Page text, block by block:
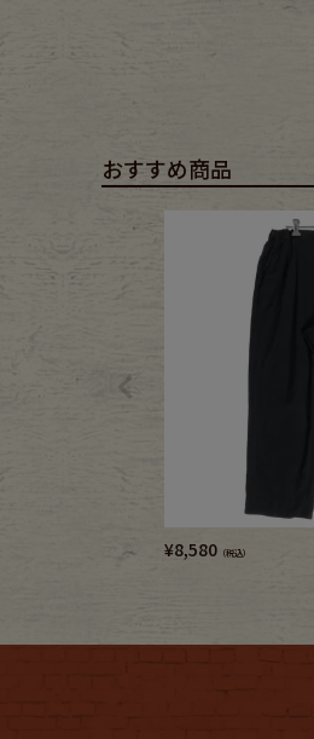
おすすめ商品
¥8,580 （税込）